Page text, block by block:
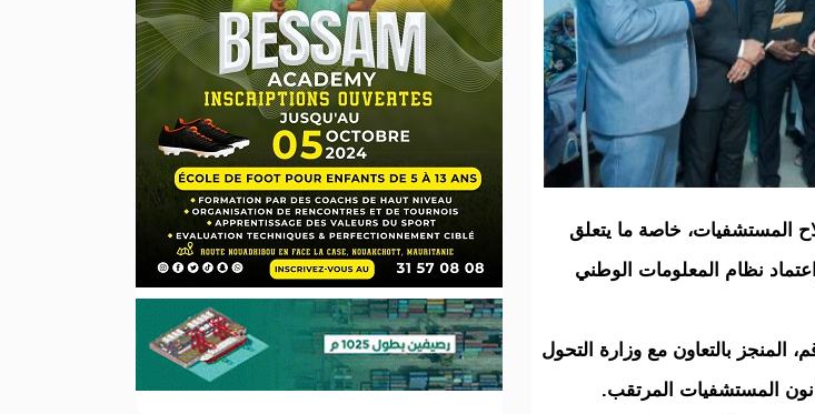
المستشفيات، خاصة ما يتعلق
نظام المعلومات الوطني
المنجز بالتعاون مع وزارة التحول
المستشفيات المرتقب.